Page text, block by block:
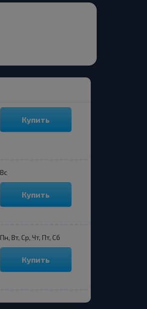
Купить
Вс
Купить
Пн, Вт, Ср, Чт, Пт, Сб
Купить